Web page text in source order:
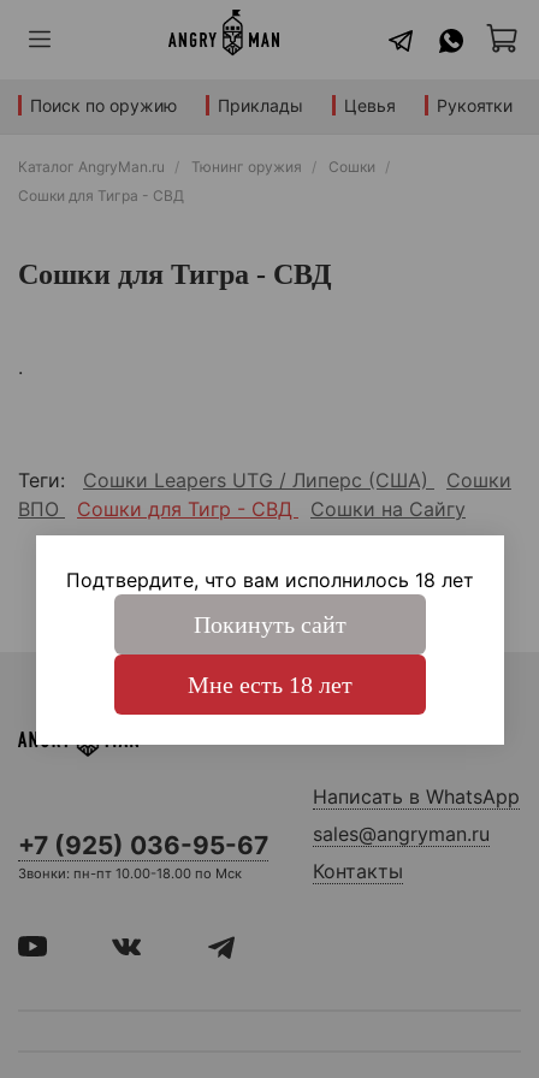
Поиск по оружию Приклады Цевья Рукоятки
Каталог AngryMan.ru Тюнинг оружия
Сошки
Сошки для Тигра - СВД
Сошки для Тигра - СВД
.
Теги: Сошки Leapers UTG / Липерс (США)
Сошки
ВПО
Сошки для Тигр - СВД Сошки на Сайгу
+7 (925) 036-95-67
Звонки: пн-пт 10.00-18.00 по Мск
Написать в WhatsApp
sales@angryman.ru
Контакты
Подтвердите, что вам исполнилось 18 лет
Покинуть сайт
Мне есть 18 лет